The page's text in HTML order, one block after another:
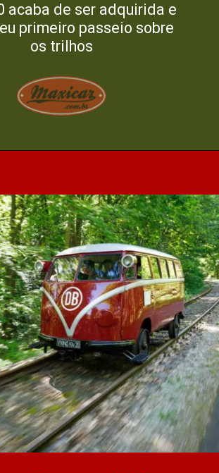
acaba de ser adquirida e
primeiro passeio sobre
os trilhos